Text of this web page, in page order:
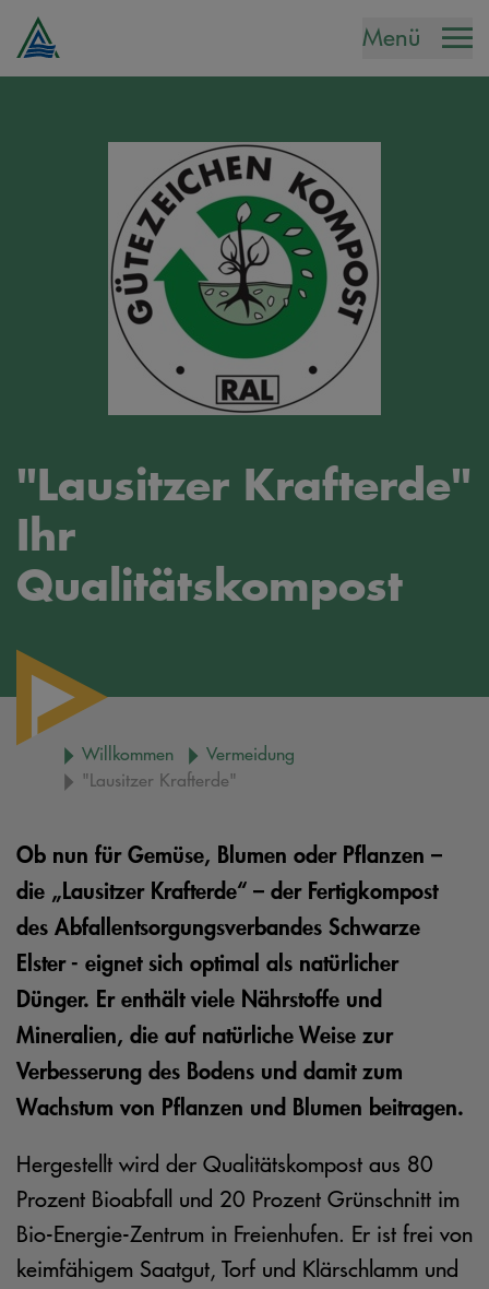
Menü
"Lausitzer Krafterde"
Ihr
Qualitätskompost
Willkommen
Vermeidung
"Lausitzer Krafterde"
Ob nun für Gemüse, Blumen oder Pflanzen –
die „Lausitzer Krafterde“ – der Fertigkompost
des Abfallentsorgungsverbandes Schwarze
Elster - eignet sich optimal als natürlicher
Dünger. Er enthält viele Nährstoffe und
Mineralien, die auf natürliche Weise zur
Verbesserung des Bodens und damit zum
Wachstum von Pflanzen und Blumen beitragen.
Hergestellt wird der Qualitätskompost aus 80
Prozent Bioabfall und 20 Prozent Grünschnitt im
Bio-Energie-Zentrum in Freienhufen. Er ist frei von
keimfähigem Saatgut, Torf und Klärschlamm und